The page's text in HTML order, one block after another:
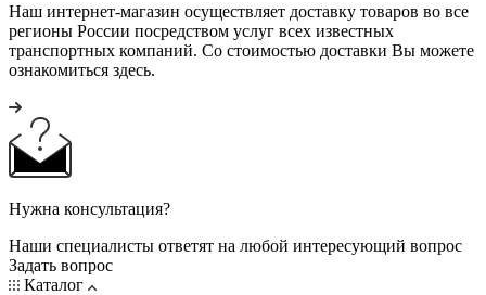
Наш интернет-магазин осуществляет доставку товаров во все
регионы России посредством услуг всех известных
транспортных компаний. Со стоимостью доставки Вы можете
ознакомиться здесь.
Нужна консультация?
Наши специалисты ответят на любой интересующий вопрос
Задать вопрос
Каталог